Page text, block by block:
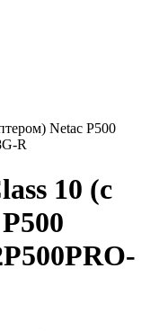
Netac P500
R
10 (с